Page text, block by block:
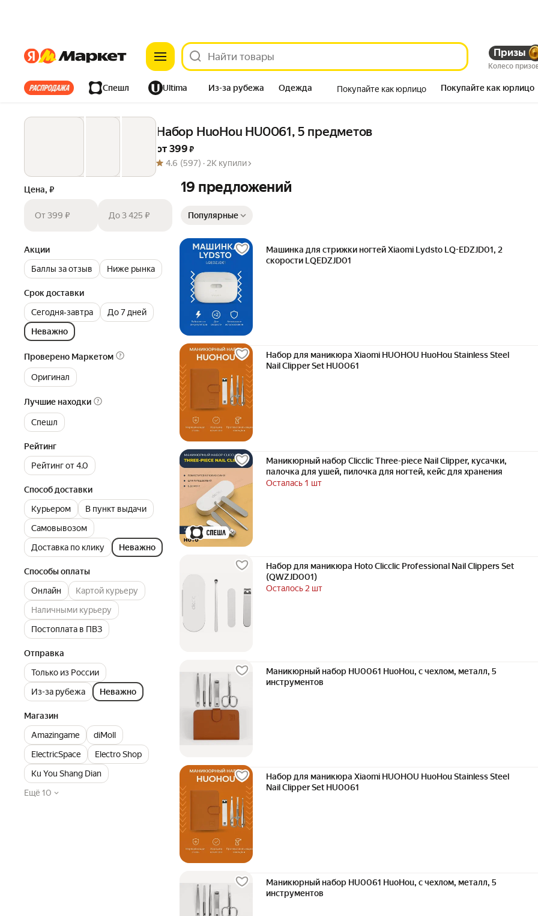
ЯндексЯндекс Призы
Колесо
Все хиты Спешл Ultima Из-за рубежа Одежда
Дом Ремонт Детям Красота
Покупайте как юрлицо Покупайте как юрлицо
Набор HuoHou HU0061, 5 предметов
от 399 ₽
4.6 (597) · 2K купили
Цена, ₽
От 399 ₽ До 3 425 ₽
Акции
Баллы за отзыв
Ниже рынка
Срок доставки
Сегодня‐завтра
До 7 дней
Неважно
Проверено Маркетом
Оригинал
Лучшие находки
Спешл
Рейтинг
Рейтинг от 4.0
Способ доставки
Курьером
В пункт выдачи
Самовывозом
Доставка по клику
Неважно
Способы оплаты
Онлайн
Картой курьеру
Наличными курьеру
Постоплата в ПВЗ
Отправка
Только из России
Из-за рубежа
Неважно
Магазин
Amazingame
diMoll
ElectricSpace
Electro Shop
Ku You Shang Dian
Ещё 10
19 предложений
Популярные
Машинка для стрижки ногтей Xiaomi Lydsto LQ-EDZJD01, 2
скорости LQEDZJD01
Набор для маникюра Xiaomi HUOHOU HuoHou Stainless Steel
Nail Clipper Set HU0061
Маникюрный набор Clicclic Three-piece Nail Clipper, кусачки,
палочка для ушей, пилочка для ногтей, кейс для хранения
Осталась 1 шт
Набор для маникюра Hoto Clicclic Professional Nail Clippers Set
(QWZJD001)
Осталось 2 шт
Маникюрный набор HU0061 HuoHou, с чехлом, металл, 5
инструментов
Набор для маникюра Xiaomi HUOHOU HuoHou Stainless Steel
Nail Clipper Set HU0061
Маникюрный набор HU0061 HuoHou, с чехлом, металл, 5
инструментов